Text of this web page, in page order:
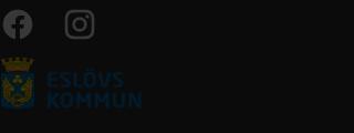
Facebook